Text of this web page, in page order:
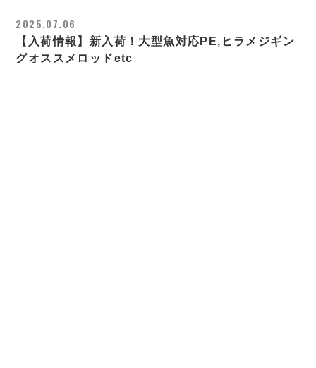
2025.07.06
【入荷情報】新入荷！大型魚対応PE,ヒラメジギン
グオススメロッドetc